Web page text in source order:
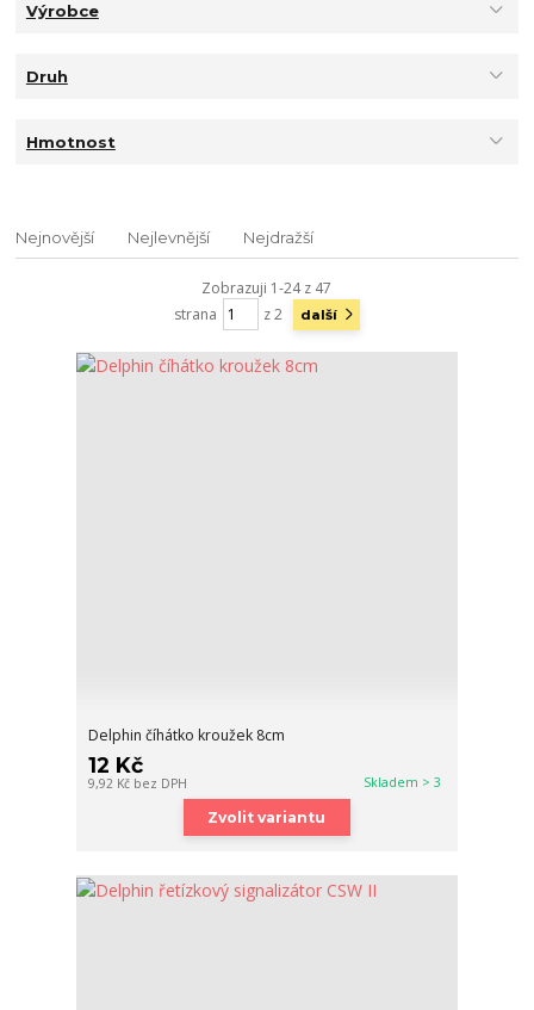
Výrobce
Druh
Hmotnost
Nejnovější Nejlevnější Nejdražší
Zobrazuji 1-24 z 47
strana
z 2 další
Delphin číhátko kroužek 8cm
12 Kč
9,92 Kč bez DPH Skladem > 3
Zvolit variantu